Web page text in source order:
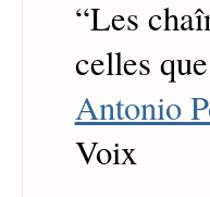
“Les
celles
Antonio
Voix